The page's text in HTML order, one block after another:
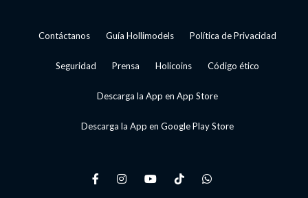
Contáctanos Guía Hollimodels Política de Privacidad
Seguridad Prensa Holicoins Código ético
Descarga la App en App Store
Descarga la App en Google Play Store